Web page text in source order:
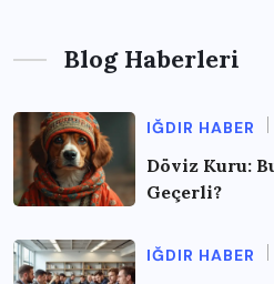
Blog Haberleri
IĞDIR HABER
Döviz Kuru:
Geçerli?
IĞDIR HABER